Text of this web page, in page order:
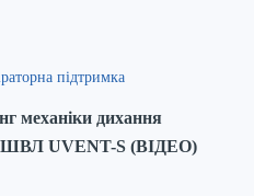
підтримка
механіки дихання
ШВЛ UVENT-S (ВІДЕО)